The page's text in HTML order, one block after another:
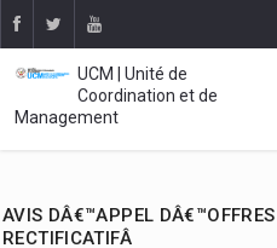
UCM | Unité de
Coordination et de
Management
AVIS DÂ€™APPEL
RECTIFICATIFÂ